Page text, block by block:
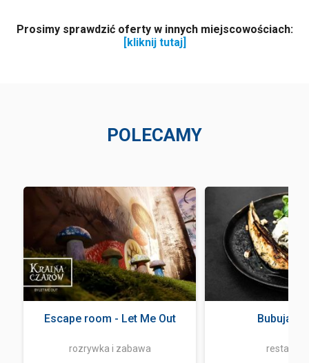
Prosimy sprawdzić oferty w innych miejscowościach:
[kliknij tutaj]
POLECAMY
Escape room - Let Me Out
rozrywka i zabawa
Bubuja